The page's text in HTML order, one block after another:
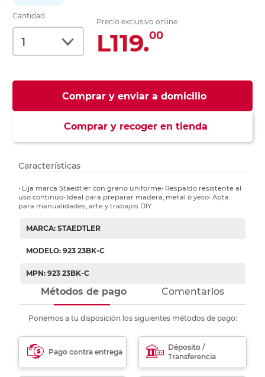
Cantidad
Precio exclusivo online:
L119.00
Comprar y enviar a domicilio
Comprar y recoger en tienda
Características
• Lija marca Staedtler con grano uniforme• Respaldo resistente al
uso continuo• Ideal para preparar madera, metal o yeso• Apta
para manualidades, arte y trabajos DIY
MARCA: STAEDTLER
MODELO: 923 23BK-C
MPN: 923 23BK-C
Métodos de pago Comentarios
Ponemos a tu disposición los siguientes métodos de pago:
Pago contra entrega
Déposito /
Transferencia